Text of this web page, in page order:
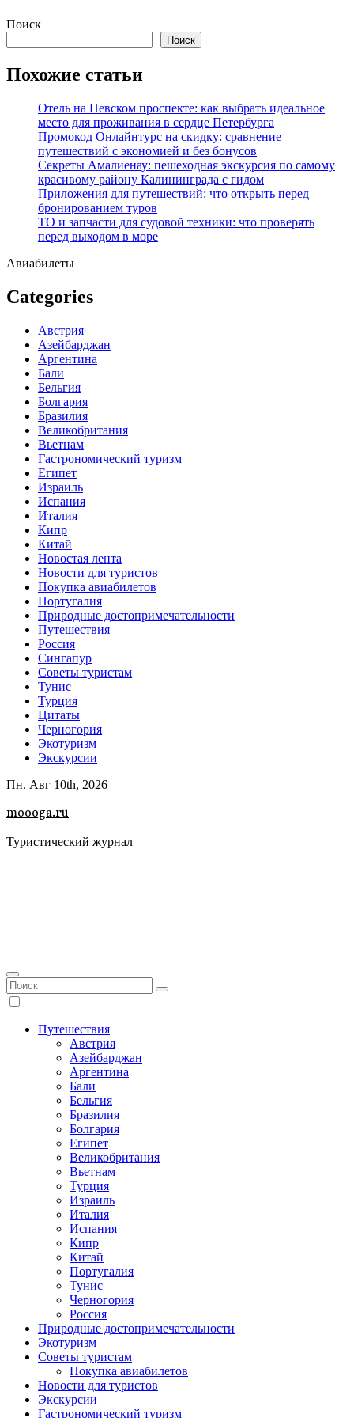
Перейти
содержимому
Поиск
Поиск
Похожие статьи
Отель на Невском проспекте: как выбрать идеальное
место для проживания в сердце Петербурга
Промокод Онлайнтурс на скидку: сравнение
путешествий с экономией и без бонусов
Секреты Амалиенау: пешеходная экскурсия по самому
красивому району Калининграда с гидом
Приложения для путешествий: что открыть перед
бронированием туров
ТО и запчасти для судовой техники: что проверять
перед выходом в море
Авиабилеты
Categories
Австрия
Азейбарджан
Аргентина
Бали
Бельгия
Болгария
Бразилия
Великобритания
Вьетнам
Гастрономический туризм
Египет
Израиль
Испания
Италия
Кипр
Китай
Новостая лента
Новости для туристов
Покупка авиабилетов
Португалия
Природные достопримечательности
Путешествия
Россия
Сингапур
Советы туристам
Тунис
Турция
Цитаты
Черногория
Экотуризм
Экскурсии
Пн. Авг 10th, 2026
moooga.ru
Туристический журнал
Путешествия
Австрия
Азейбарджан
Аргентина
Бали
Бельгия
Бразилия
Болгария
Египет
Великобритания
Вьетнам
Турция
Израиль
Италия
Испания
Кипр
Китай
Португалия
Тунис
Черногория
Россия
Природные достопримечательности
Экотуризм
Советы туристам
Покупка авиабилетов
Новости для туристов
Экскурсии
Гастрономический туризм